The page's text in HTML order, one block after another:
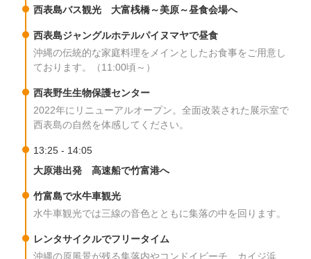
西表島バス観光 大富桟橋～美原～昼食会場へ
西表島ジャングルホテルパイヌマヤで昼食
沖縄の伝統的な家庭料理をメインとしたお食事をご用意し
ております。（11:00頃～）
西表野生生物保護センター
2022年にリニューアルオープン。全面改装された展示室で
西表島の自然を体感してください。
13:25 - 14:05
大原港出発 高速船で竹富港へ
竹富島で水牛車観光
水牛車観光では三線の音色とともに集落の中を回ります。
レンタサイクルでフリータイム
沖縄の原風景が残る集落内やコンドイビーチ、カイジ浜